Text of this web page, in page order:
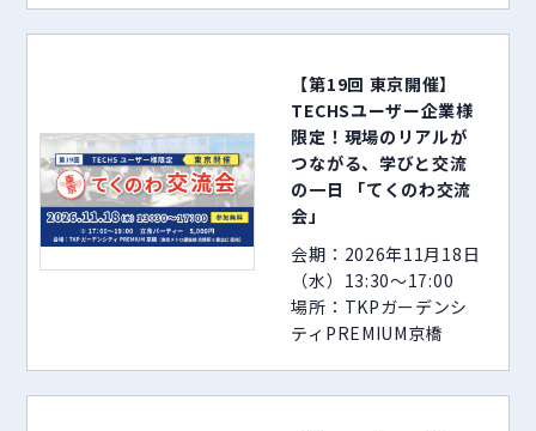
【第19回 東京開催】
TECHSユーザー企業様
限定！現場のリアルが
つながる、学びと交流
の一日 「てくのわ交流
会」
会期：2026年11月18日
（水）13:30～17:00
場所：TKPガーデンシ
ティPREMIUM京橋